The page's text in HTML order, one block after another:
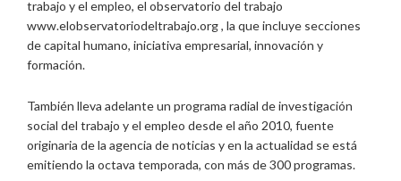
trabajo y el empleo, el observatorio del trabajo
www.elobservatoriodeltrabajo.org , la que incluye secciones
de capital humano, iniciativa empresarial, innovación y
formación.
También lleva adelante un programa radial de investigación
social del trabajo y el empleo desde el año 2010, fuente
originaria de la agencia de noticias y en la actualidad se está
emitiendo la octava temporada, con más de 300 programas.